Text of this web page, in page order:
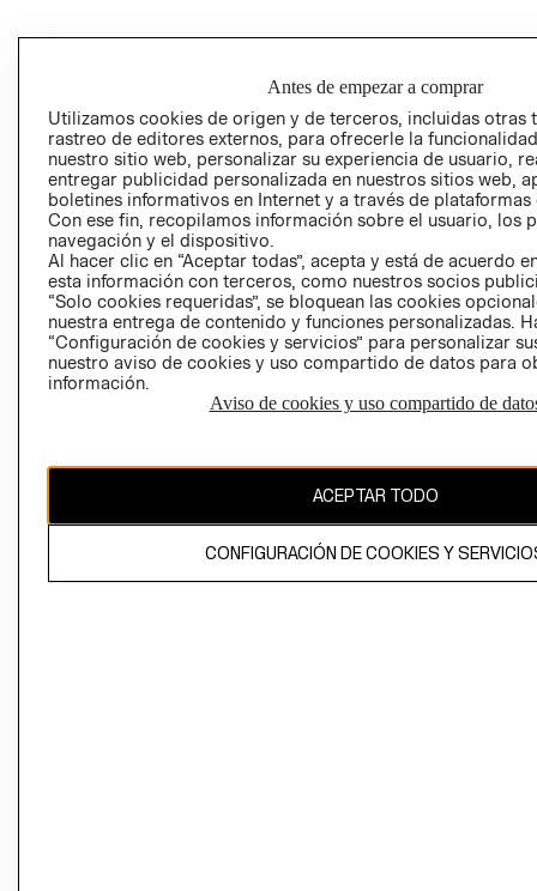
GIFT CARD
AVISO DE
Perú (S/)
CAMBIAR REGIÓN
propiedad de H&M Hennes & Mauritz AB
Antes de empezar a comprar
Utilizamos cookies de origen y de terceros, incluidas otras
rastreo de editores externos, para ofrecerle la
nuestro sitio web, personalizar su experiencia de usuario,
entregar publicidad personalizada en nuestros sitios web,
boletines informativos en Internet y a través de plataformas
Con ese fin, recopilamos información sobre el usuario, los
navegación y el dispositivo.
Al hacer clic en “Aceptar todas”, acepta y está de acuerdo
esta información con terceros, como nuestros socios
“Solo cookies requeridas”, se bloquean las cookies
nuestra entrega de contenido y funciones personalizadas.
“Configuración de cookies y servicios” para personalizar
nuestro aviso de cookies y uso compartido de datos para
información.
Aviso de cookies y uso compartido de
ACEPTAR TODO
CONFIGURACIÓN DE COOKIES Y